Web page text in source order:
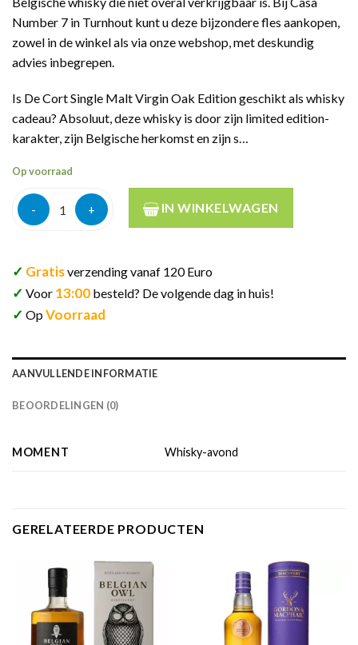
Number 7 in Turnhout kunt u deze bijzondere fles aankopen,
zowel in de winkel als via onze webshop, met deskundig
advies inbegrepen.
Is De Cort Single Malt Virgin Oak Edition geschikt als whisky
cadeau? Absoluut, deze whisky is door zijn limited edition-
karakter, zijn Belgische herkomst en zijn s…
Op voorraad
De Cort Single Malt Virgin Oak Edition 70cl aantal
IN WINKELWAGEN
✓ Gratisverzending vanaf 120 Euro
✓ Voor 13:00 besteld? De volgende dag in huis!
✓ OpVoorraad
AANVULLENDE INFORMATIE
BEOORDELINGEN (0)
MOMENT Whisky-avond
GERELATEERDE PRODUCTEN